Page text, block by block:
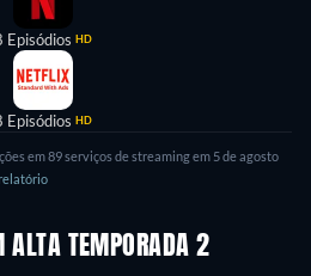
Episódios HD
Episódios HD
em 89 serviços de streaming em 5 de agosto
ALTA TEMPORADA 2